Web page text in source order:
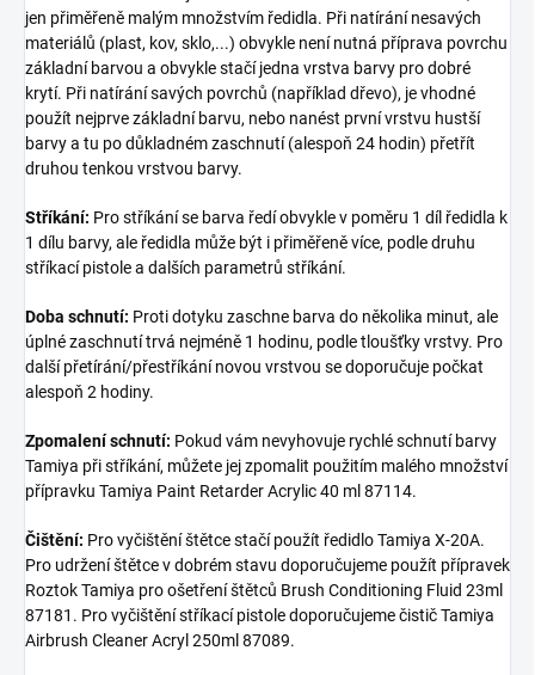
jen přiměřeně malým množstvím ředidla. Při natírání nesavých
materiálů (plast, kov, sklo,...) obvykle není nutná příprava povrchu
základní barvou a obvykle stačí jedna vrstva barvy pro dobré
krytí. Při natírání savých povrchů (například dřevo), je vhodné
použít nejprve základní barvu, nebo nanést první vrstvu hustší
barvy a tu po důkladném zaschnutí (alespoň 24 hodin) přetřít
druhou tenkou vrstvou barvy.
Stříkání: Pro stříkání se barva ředí obvykle v poměru 1 díl ředidla k
1 dílu barvy, ale ředidla může být i přiměřeně více, podle druhu
stříkací pistole a dalších parametrů stříkání.
Doba schnutí: Proti dotyku zaschne barva do několika minut, ale
úplné zaschnutí trvá nejméně 1 hodinu, podle tloušťky vrstvy. Pro
další přetírání/přestříkání novou vrstvou se doporučuje počkat
alespoň 2 hodiny.
Zpomalení schnutí: Pokud vám nevyhovuje rychlé schnutí barvy
Tamiya při stříkání, můžete jej zpomalit použitím malého množství
přípravku Tamiya Paint Retarder Acrylic 40 ml 87114.
Čištění: Pro vyčištění štětce stačí použít ředidlo Tamiya X-20A.
Pro udržení štětce v dobrém stavu doporučujeme použít přípravek
Roztok Tamiya pro ošetření štětců Brush Conditioning Fluid 23ml
87181. Pro vyčištění stříkací pistole doporučujeme čistič Tamiya
Airbrush Cleaner Acryl 250ml 87089.